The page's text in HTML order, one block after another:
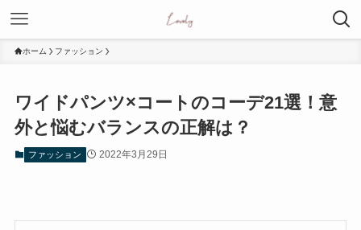
ホーム ファッション
ワイドパンツ×コートのコーデ21選！意
外と悩むバランスの正解は？
ファッション 2022年3月29日